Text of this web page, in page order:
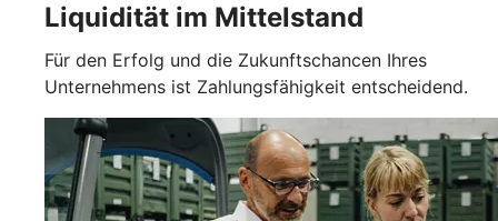
Liquidität im Mittelstand
Für den Erfolg und die Zukunftschancen Ihres
Unternehmens ist Zahlungsfähigkeit entscheidend.